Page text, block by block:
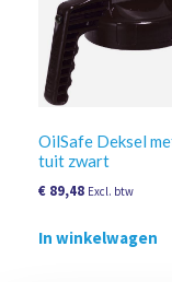
OilSafe Deksel
tuit zwart
€ 89,48 Excl. btw
In winkelwagen